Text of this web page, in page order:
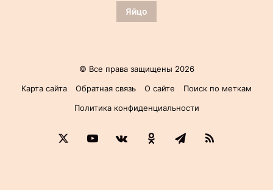
Яйцо
© Все права защищены 2026
Карта сайта
Обратная связь О сайте
Поиск по меткам
Политика конфиденциальности
YouTubevk.comОдноклассники
Telegram
RSS